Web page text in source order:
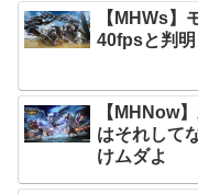
【MHWs】
40fpsと判明
【MHNow
はそれして
けムダよ